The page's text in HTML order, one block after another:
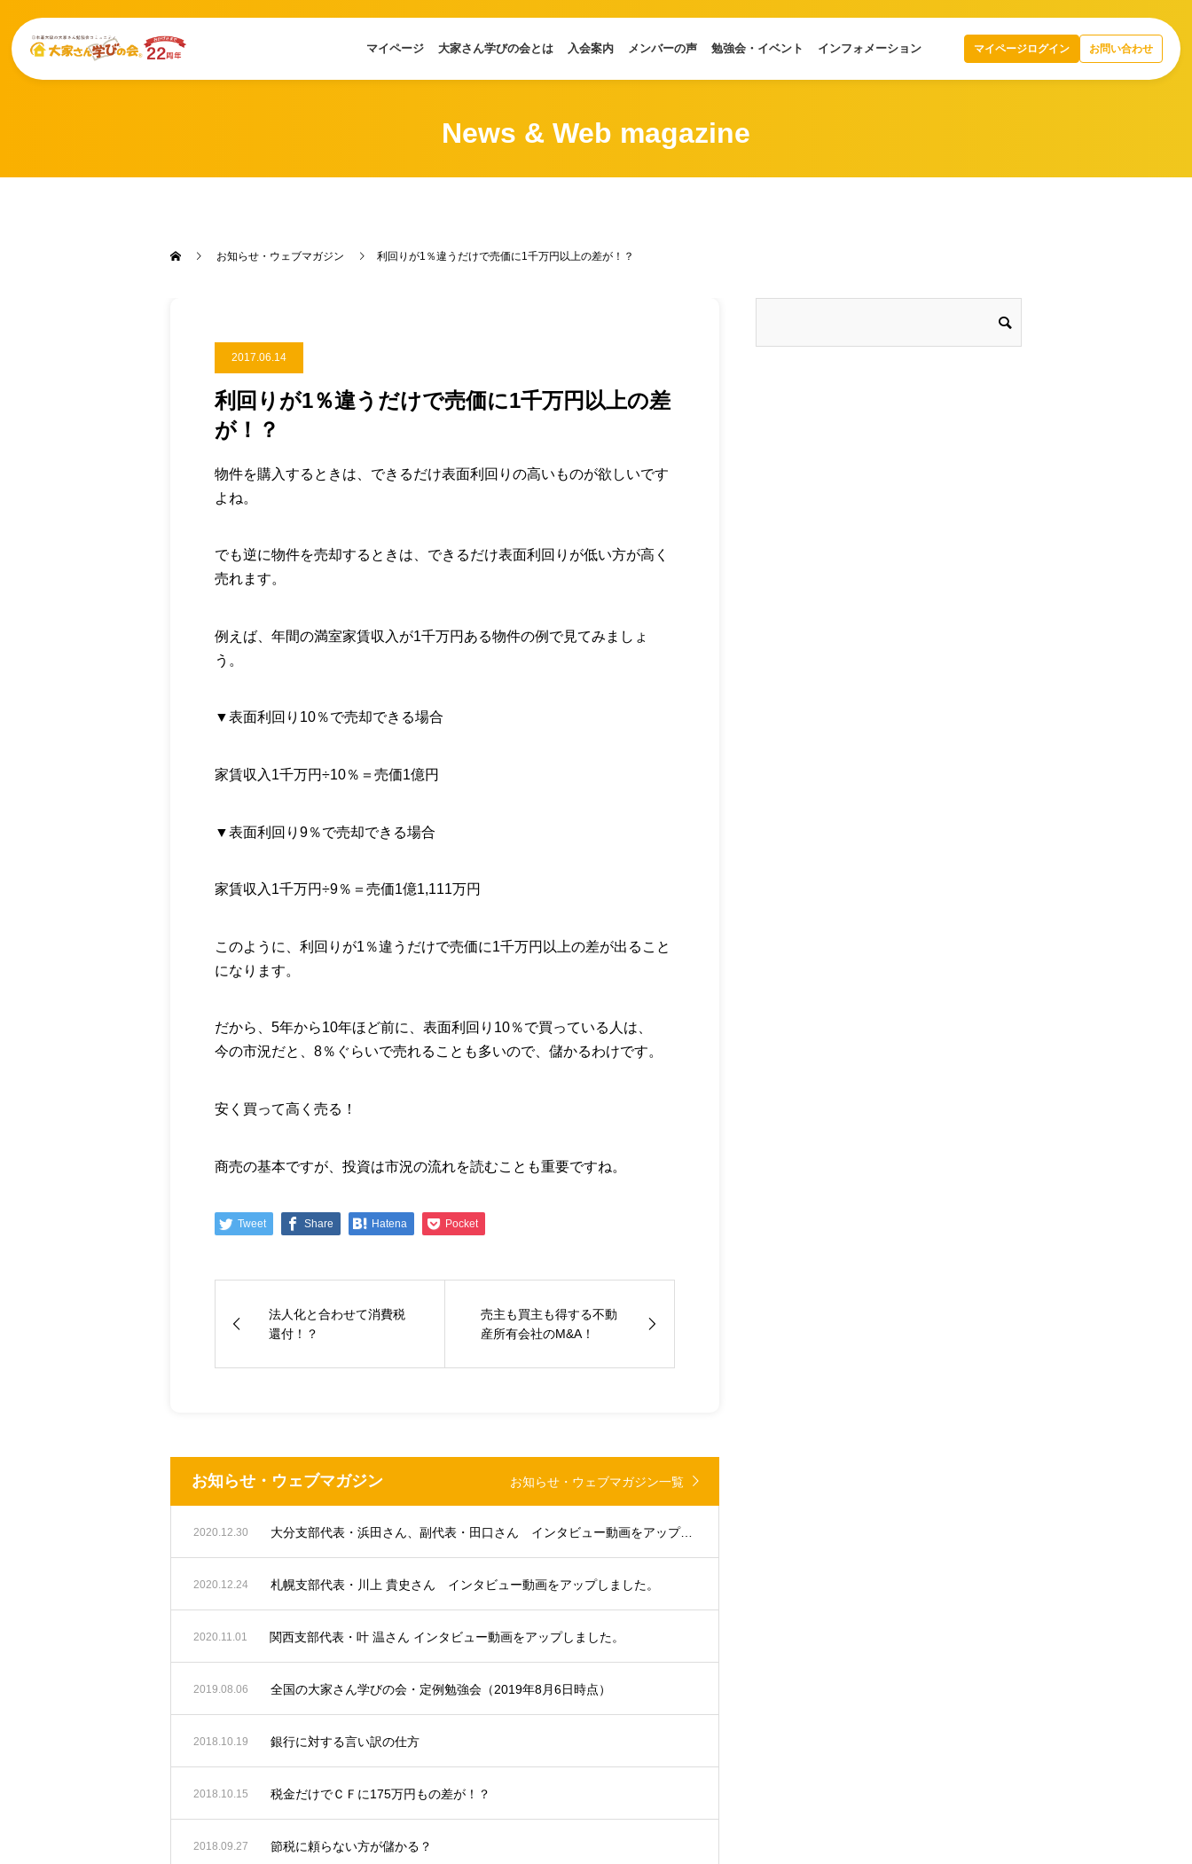
マイページ 大家さん学びの会とは 入会案内 メンバーの声 勉強会・イベント インフォメーション マイページログイン お問い合わせ
News & Web magazine
お知らせ・ウェブマガジン 利回りが1％違うだけで売価に1千万円以上の差が！？
2017.06.14
利回りが1％違うだけで売価に1千万円以上の差
が！？
物件を購入するときは、できるだけ表面利回りの高いものが欲しいです
よね。
でも逆に物件を売却するときは、できるだけ表面利回りが低い方が高く
売れます。
例えば、年間の満室家賃収入が1千万円ある物件の例で見てみましょ
う。
▼表面利回り10％で売却できる場合
家賃収入1千万円÷10％＝売価1億円
▼表面利回り9％で売却できる場合
家賃収入1千万円÷9％＝売価1億1,111万円
このように、利回りが1％違うだけで売価に1千万円以上の差が出ること
になります。
だから、5年から10年ほど前に、表面利回り10％で買っている人は、
今の市況だと、8％ぐらいで売れることも多いので、儲かるわけです。
安く買って高く売る！
商売の基本ですが、投資は市況の流れを読むことも重要ですね。
Tweet Share Hatena Pocket
法人化と合わせて消費税
還付！？
売主も買主も得する不動
産所有会社のM&A！
お知らせ・ウェブマガジン お知らせ・ウェブマガジン一覧
2020.12.30 大分支部代表・浜田さん、副代表・田口さん インタビュー動画をアップしました。
2020.12.24 札幌支部代表・川上 貴史さん インタビュー動画をアップしました。
2020.11.01 関西支部代表・叶 温さん インタビュー動画をアップしました。
2019.08.06 全国の大家さん学びの会・定例勉強会（2019年8月6日時点）
2018.10.19 銀行に対する言い訳の仕方
2018.10.15 税金だけでＣＦに175万円もの差が！？
2018.09.27 節税に頼らない方が儲かる？